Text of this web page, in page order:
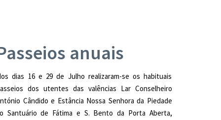
anuais
dias 16 e 29 de Julho realizaram-se os habituais
dos utentes das valências Lar Conselheiro
Cândido e Estância Nossa Senhora da Piedade
Santuário de Fátima e S. Bento da Porta Aberta,